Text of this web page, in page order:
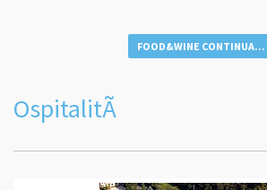
FOOD&WINE CONTINUA...
OspitalitÃ